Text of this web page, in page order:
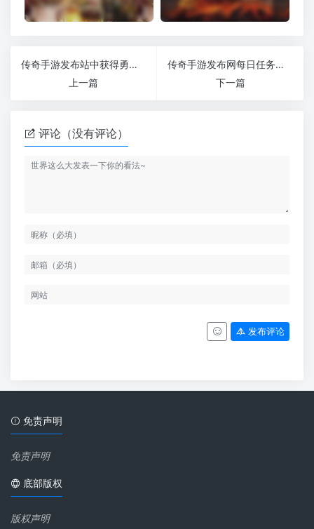
传奇手游发布站中获得勇者令的方法
上一篇
传奇手游发布网每日任务为什么是必做任务
下一篇
评论（没有评论）
发布评论
免责声明
免责声明
底部版权
版权声明